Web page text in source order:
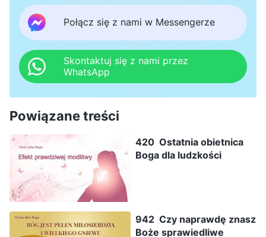
Połącz się z nami w Messengerze
Skontaktuj się z nami przez
WhatsApp
Powiązane treści
420 Ostatnia obietnica
Boga dla ludzkości
942 Czy naprawdę znasz
Boże sprawiedliwe